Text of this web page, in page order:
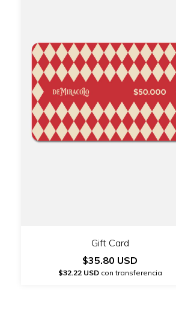
Gift Card
$35.80 USD
$32.22 USDcon transferencia